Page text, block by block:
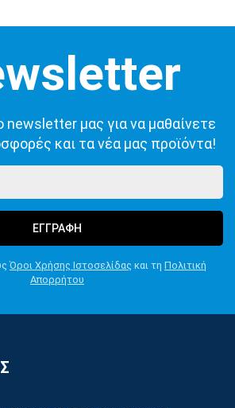
newsletter μας για να μαθαίνετε
και τα νέα μας προϊόντα!
ΕΓΓΡΑΦΗ
Όροι Χρήσης Ιστοσελίδας και τη Πολιτική
Απορρήτου